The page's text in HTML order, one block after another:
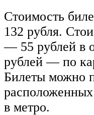
Стоимость
132 рубля.
— 55 рублей в
рублей — по
Билеты можно
расположенных
в метро.